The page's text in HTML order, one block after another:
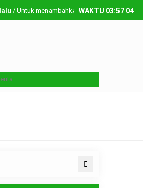
/ Untuk menambahkan running text silahkan ke
WAKTU 03:57 05